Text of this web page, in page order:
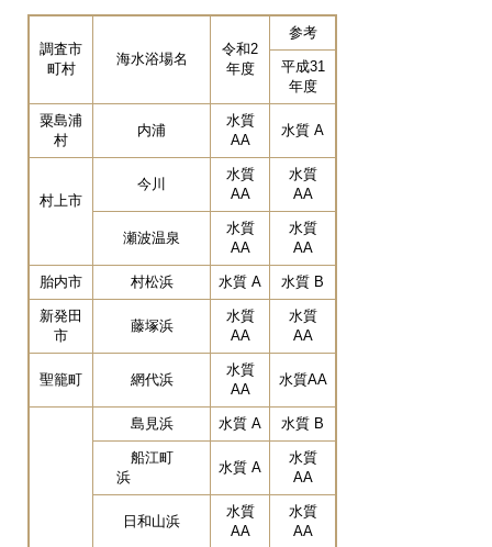
調査市
町村
海水浴場名
令和2
年度
参考
平成31
年度
粟島浦
村
内浦
水質
AA
水質 A
村上市
今川
水質
AA
水質
AA
瀬波温泉
水質
AA
水質
AA
胎内市 村松浜 水質 A 水質 B
新発田
市
藤塚浜
水質
AA
水質
AA
聖籠町 網代浜
水質
AA
水質AA
島見浜 水質 A 水質 B
船江町
浜
水質 A
水質
AA
日和山浜
水質
AA
水質
AA